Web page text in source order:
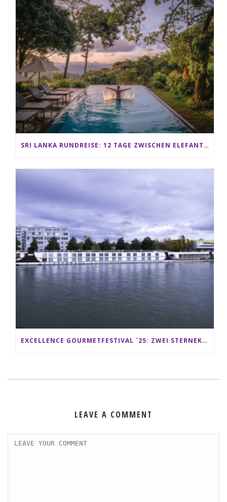
SRI LANKA RUNDREISE: 12 TAGE ZWISCHEN ELEFANTEN, TEEPLANTAGEN & STRAND ALS FAMILIE
EXCELLENCE GOURMETFESTIVAL ´25: ZWEI STERNEKÖCHE ANTONIO GUIDA & DARIO MORESCO VERWÖHNEN IHRE GÄSTE AUF EINER LUXERIÖSEN SCHIFFSREISE
LEAVE A COMMENT